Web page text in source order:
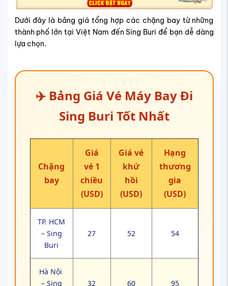
Dưới đây là bảng giá tổng hợp các chặng bay từ những
thành phố lớn tại Việt Nam đến Sing Buri để bạn dễ dàng
lựa chọn.
✈️ Bảng Giá Vé Máy Bay Đi
Sing Buri Tốt Nhất
Chặng
bay
Giá
vé 1
chiều
(USD)
Giá vé
khứ
hồi
(USD)
Hạng
thương
gia
(USD)
TP. HCM
– Sing
Buri
27 52 54
Hà Nội
– Sing
32 60 95